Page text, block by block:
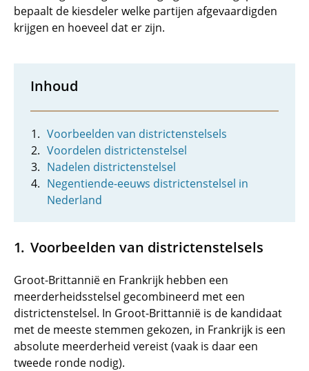
bepaalt de kiesdeler welke partijen afgevaardigden
krijgen en hoeveel dat er zijn.
Inhoud
Voorbeelden van districtenstelsels
Voordelen districtenstelsel
Nadelen districtenstelsel
Negentiende-eeuws districtenstelsel in
Nederland
Voorbeelden van districtenstelsels
Groot-Brittannië en Frankrijk hebben een
meerderheidsstelsel gecombineerd met een
districtenstelsel. In Groot-Brittannië is de kandidaat
met de meeste stemmen gekozen, in Frankrijk is een
absolute meerderheid vereist (vaak is daar een
tweede ronde nodig).